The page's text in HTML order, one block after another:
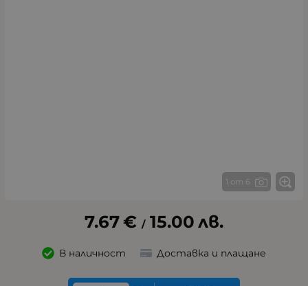
1 от 6
7.67€ / 15.00 лв.
В наличност Доставка и плащане